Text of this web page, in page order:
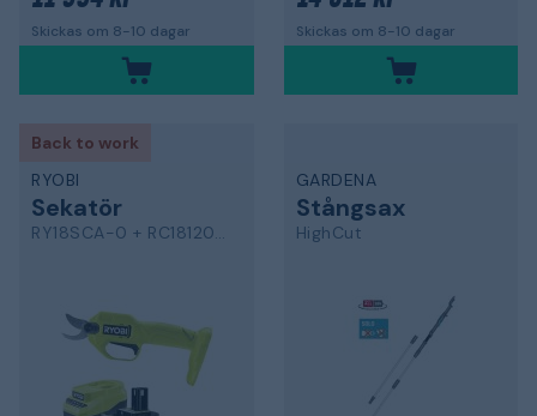
Skickas om 8-10 dagar Skickas om 8-10 dagar
Back to work
RYOBI
Sekatör
RY18SCA-0 + RC18120A-120C
GARDENA
Stångsax
HighCut